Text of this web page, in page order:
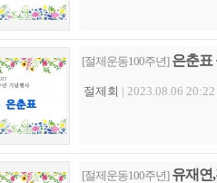
[절제운동100주년] 은춘표
절제회 | 2023.08.06 20:22
[절제운동100주년] 유재연